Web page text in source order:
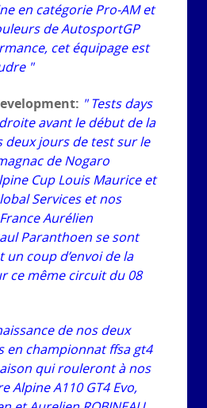
en catégorie Pro-AM et
de AutosportGP
cet équipage est
"
" Tests days
avant le début de la
deux jours de test sur le
de Nogaro
Cup Louis Maurice et
Services et nos
Aurélien
Paranthoen se sont
un coup d’envoi de la
ce même circuit du 08
de nos deux
en championnat ffsa gt4
qui rouleront à nos
Alpine A110 GT4 Evo,